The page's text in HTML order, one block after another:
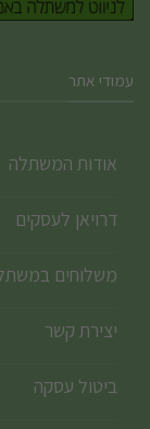
עמודי אתר
אודות המשתלה
דרויאן לעסקים
משלוחים
יצירת קשר
ביטול עסקה